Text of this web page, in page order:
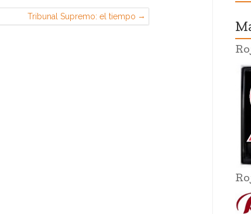
Tribunal Supremo: el tiempo
dedicado por los comerciales a ir a